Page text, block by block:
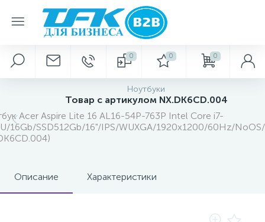
0 0 0
Ноутбуки
Товар с артикулом NX.DK6CD.004
Acer Aspire Lite 16 AL16-54P-763P Intel Core i7-
16Gb/SSD512Gb/16"/IPS/WUXGA/1920x1200/60Hz/
Описание Характеристики